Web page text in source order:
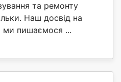
та ремонту
Наш досвід на
ми пишаємося ...